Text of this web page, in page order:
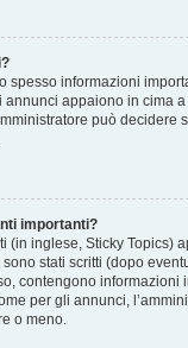
spesso informazioni
annunci appaiono in cima
può decidere
importanti?
(in inglese, Sticky Topics)
stati scritti (dopo
contengono informazioni
per gli annunci,
o meno.